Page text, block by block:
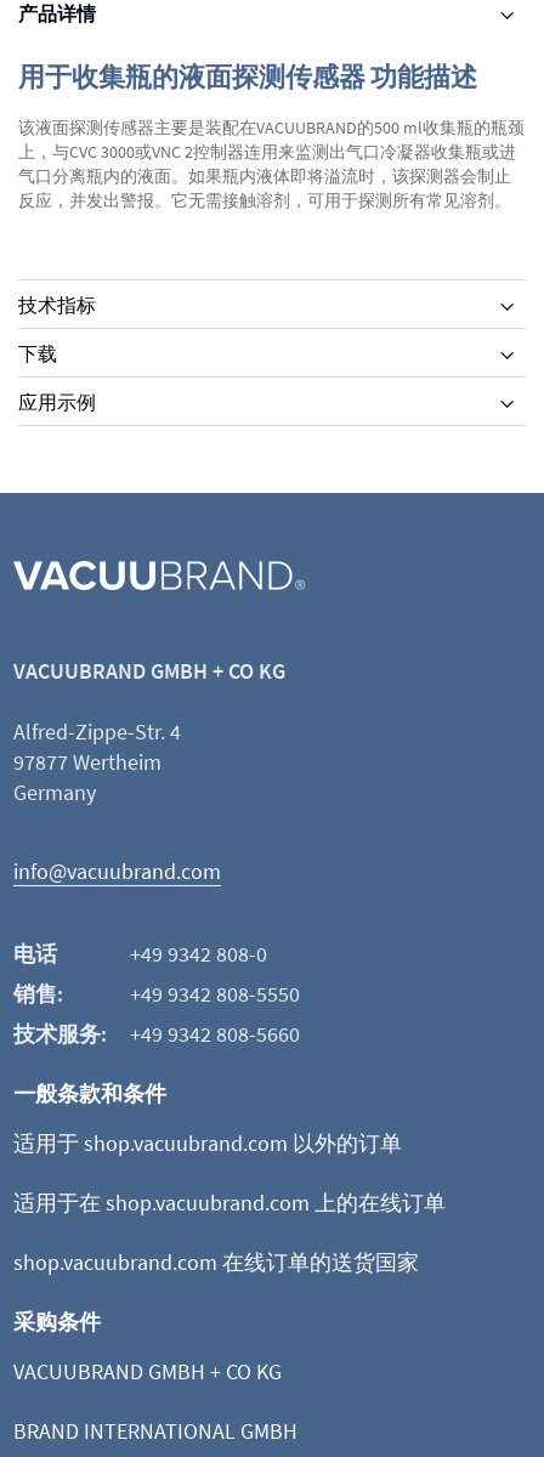
产品详情
用于收集瓶的液面探测传感器 功能描述
该液面探测传感器主要是装配在VACUUBRAND的500 ml收集瓶的瓶颈
上，与CVC 3000或VNC 2控制器连用来监测出气口冷凝器收集瓶或进
气口分离瓶内的液面。如果瓶内液体即将溢流时，该探测器会制止
反应，并发出警报。它无需接触溶剂，可用于探测所有常见溶剂。
技术指标
下载
应用示例
VACUUBRAND GMBH + CO KG
Alfred-Zippe-Str. 4
97877 Wertheim
Germany
info@vacuubrand.com
电话
+49 9342 808-0
销售:
+49 9342 808-5550
技术服务:
+49 9342 808-5660
一般条款和条件
适用于 shop.vacuubrand.com 以外的订单
适用于在 shop.vacuubrand.com 上的在线订单
shop.vacuubrand.com 在线订单的送货国家
采购条件
VACUUBRAND GMBH + CO KG
BRAND INTERNATIONAL GMBH